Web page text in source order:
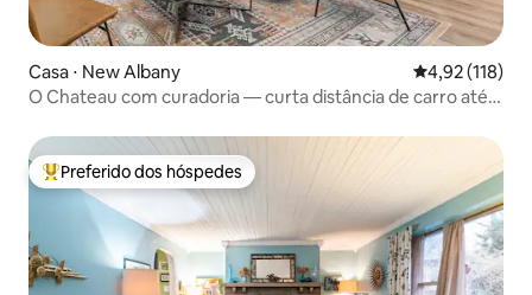
Casa ⋅ New Albany 4,92 de uma
4,92 (118)
O Chateau com curadoria — curta distância de carro até
Entre os melhores preferidos dos hóspedes
Preferido dos hóspedes